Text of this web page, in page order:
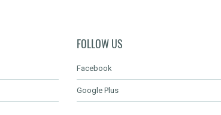
FOLLOW US
Facebook
Google Plus